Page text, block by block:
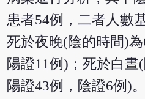
患者54例，二者人數
死於夜晚(陰的時間)為
陽證11例)；死於白晝
陽證43例，陰證6例)